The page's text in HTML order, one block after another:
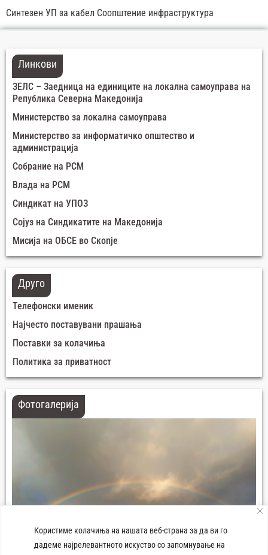
Користиме колачиња на нашата веб-страна за да ви го
дадеме најрелевантното искуство со запомнување на
Синтезен УП за кабел Соопштение инфраструктура
Линкови
ЗЕЛС – Заедница на единиците на локална самоуправа на
Република Северна Македонија
Министерство за локална самоуправа
Министерство за информатичко општество и
администрација
Собрание на РСМ
Влада на РСМ
Синдикат на УПОЗ
Сојуз на Синдикатите на Македонија
Мисија на ОБСЕ во Скопје
Друго
Телефонски именик
Најчесто поставувани прашања
Поставки за колачиња
Политика за приватност
Фотогалерија